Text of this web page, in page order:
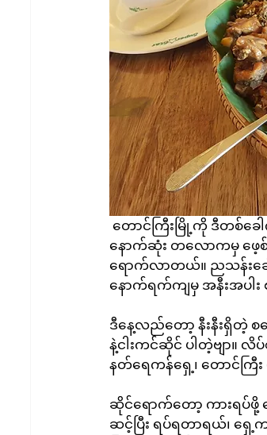
နောက်ဆုံး တလောကမှ ဖေ့
ရောက်လာတယ်။ ညသန်းခ
နောက်ရက်ကျမှ အနီးအပါ
ဒီနေ့လည်တော့ နီးနီးရှိတဲ့ စ
နဲ့ငါးကင်ဆိုင် ပါတဲ့ဗျာ။
နတ်ရေကန်ရှေ့၊ တောင်ကြီး
ဆိုင်ရောက်တော့ ကားရပ်
ဆင့်ပြီး ရပ်ရတာရယ်၊ ရှေ့